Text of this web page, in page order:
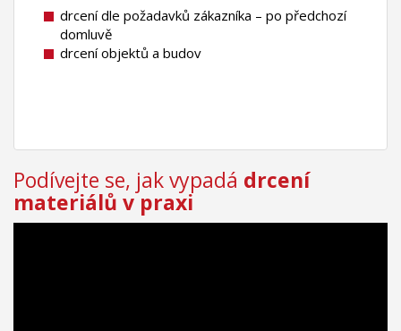
drcení dle požadavků zákazníka – po předchozí
domluvě
drcení objektů a budov
Podívejte se, jak vypadá drcení
materiálů v praxi